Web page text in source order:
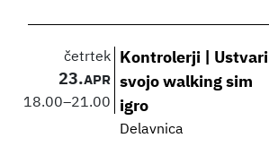
četrtek
23.APR
18.00–21.00
Kontrolerji | Ustvari
svojo walking sim
igro
Delavnica